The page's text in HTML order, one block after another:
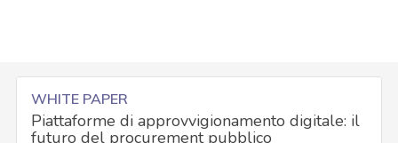
WHITE PAPER
Piattaforme di approvvigionamento digitale: il
futuro del procurement pubblico